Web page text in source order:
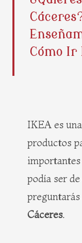
b
o
o
k
Cómo Ir
IKEA es
productos
podía ser
preguntarás
Cáceres.